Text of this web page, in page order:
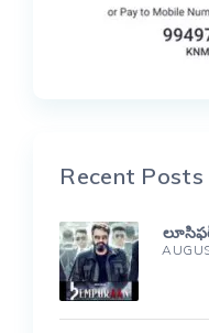
Recent Posts